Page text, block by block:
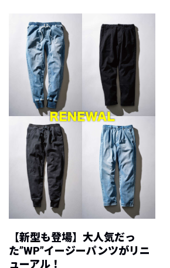
【新型も登場】大人気だっ
た”WP”イージーパンツがリニ
ューアル！